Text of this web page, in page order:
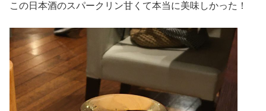
この日本酒のスパークリン甘くて本当に美味しかった！